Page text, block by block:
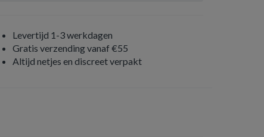
Levertijd 1-3 werkdagen
Gratis verzending vanaf €55
Altijd netjes en discreet verpakt